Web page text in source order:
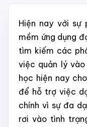
Hiện nay với sự
mềm ứng dụng
tìm kiếm các
việc quản lý
học hiện nay
để hỗ trợ việc
chính vì sự đa
rơi vào tình